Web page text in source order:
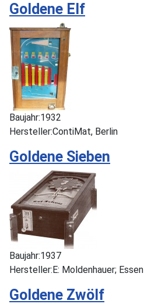
Goldene Elf
Baujahr:1932
Hersteller:ContiMat, Berlin
Goldene Sieben
Baujahr:1937
Hersteller:E: Moldenhauer; Essen
Goldene Zwölf